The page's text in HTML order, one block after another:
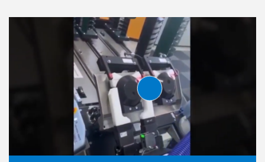
PARALLELLE GRIJPER
VINGERS
SERIE GPP5000